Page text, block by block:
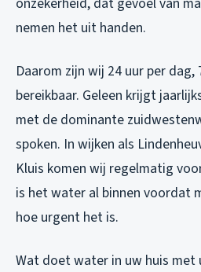
nemen het uit handen.
Daarom zijn wij 24 uur per dag,
bereikbaar. Geleen krijgt
met de dominante
spoken. In wijken als
Kluis komen wij regelmatig
is het water al binnen voordat
hoe urgent het is.
Wat doet water in uw huis